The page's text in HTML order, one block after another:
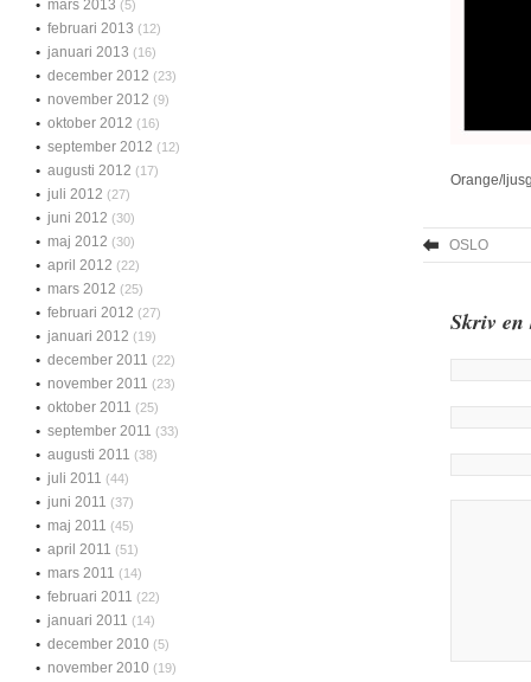
Orange/
OSLO
Skriv en
mars 2013 (5)
februari 2013 (12)
januari 2013 (16)
december 2012 (23)
november 2012 (9)
oktober 2012 (16)
september 2012 (12)
augusti 2012 (17)
juli 2012 (27)
juni 2012 (30)
maj 2012 (30)
april 2012 (22)
mars 2012 (25)
februari 2012 (27)
januari 2012 (19)
december 2011 (22)
november 2011 (23)
oktober 2011 (25)
september 2011 (33)
augusti 2011 (38)
juli 2011 (44)
juni 2011 (37)
maj 2011 (45)
april 2011 (51)
mars 2011 (14)
februari 2011 (22)
januari 2011 (14)
december 2010 (5)
november 2010 (19)